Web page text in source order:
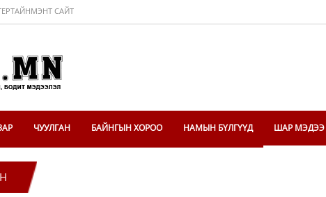
САЙТ
ЧУУЛГАН БАЙНГЫН ХОРОО НАМЫН БҮЛГҮҮД ШАР МЭДЭЭ